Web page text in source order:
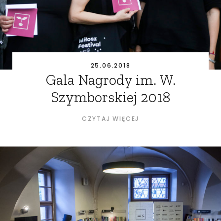
25.06.2018
Gala Nagrody im. W.
Szymborskiej 2018
CZYTAJ WIĘCEJ